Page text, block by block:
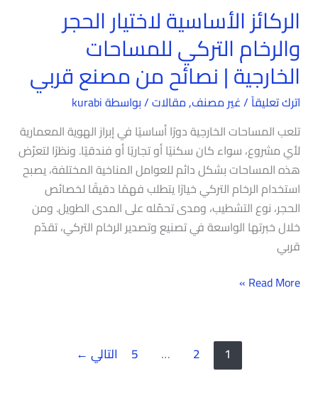
الركائز الأساسية لاختيار الحجر
والرخام التركي للمساحات
الخارجية | نصائح من مصنع قربي
اترك تعليقاً/غير مصنف,مقالات/ بواسطةkurabi
تلعب المساحات الخارجية دورًا أساسيًا في إبراز الهوية المعمارية
لأي مشروع، سواء كان سكنيًا أو تجاريًا أو فندقيًا. ونظرًا لتعرّض
هذه المساحات بشكل دائم للعوامل المناخية المختلفة، يصبح
استخدام الرخام التركي خيارًا يتطلب فهمًا دقيقًا لخصائص
الحجر، نوع التشطيب، ومدى تحمّله على المدى الطويل. ومن
خلال خبرتها الواسعة في تصنيع وتصدير الرخام التركي، تقدّم
قربي
Read More »
1
2
…
5 التالي ←